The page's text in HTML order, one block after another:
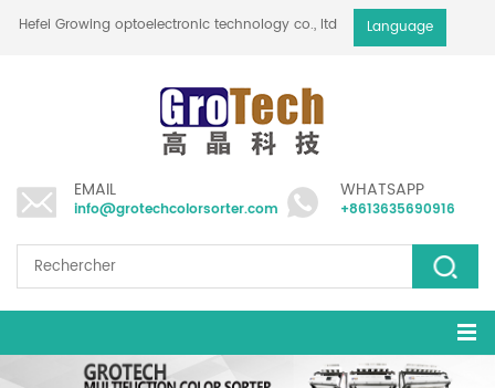
Hefei Growing optoelectronic technology co., ltd Language
EMAIL
info@grotechcolorsorter.com
WHATSAPP
+8613635690916